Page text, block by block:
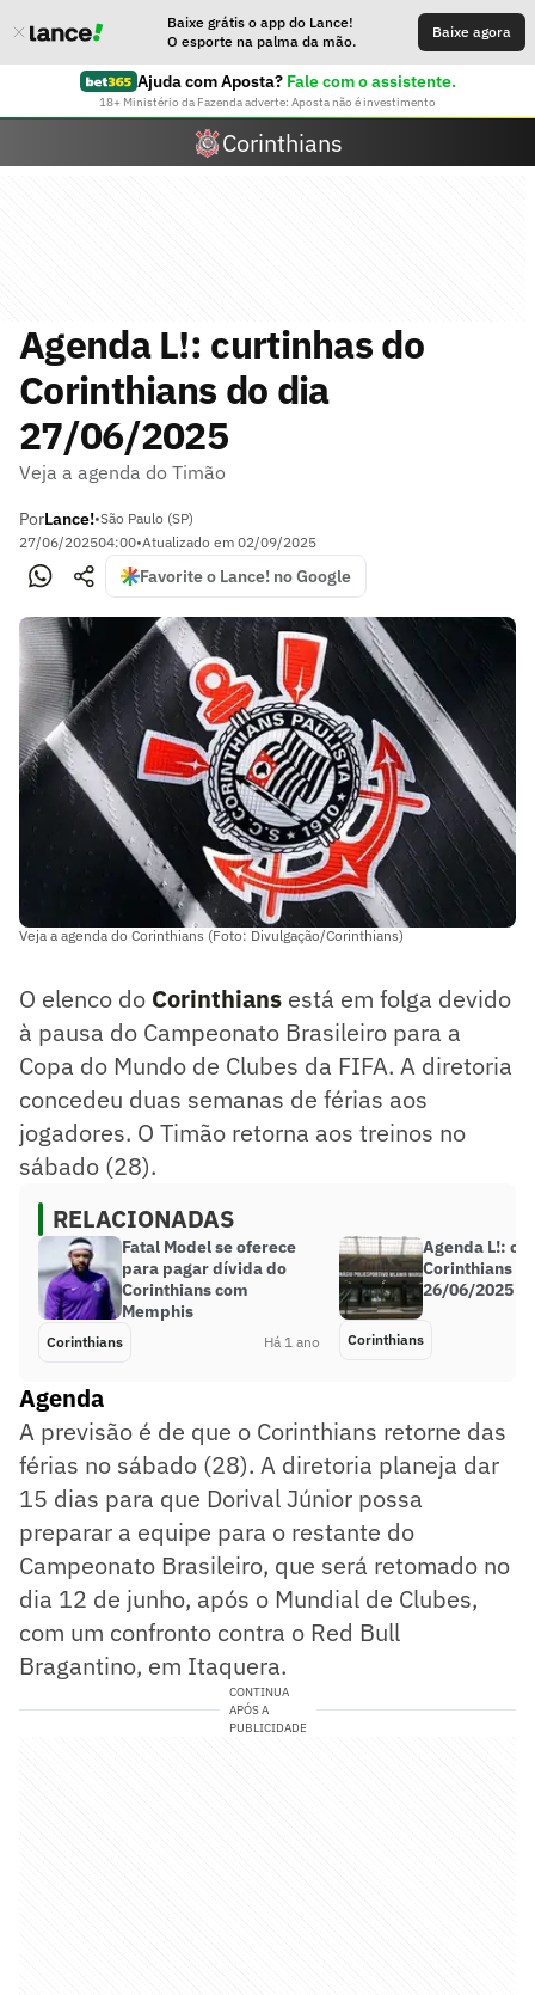
Baixe grátis o app do Lance!
O esporte na palma da mão.
Baixe agora
Ajuda com Aposta? Fale com o assistente.
18+ Ministério da Fazenda adverte: Aposta não é investimento
Corinthians
Agenda L!: curtinhas do
Corinthians do dia
27/06/2025
Veja a agenda do Timão
PorLance!•São Paulo (SP)
27/06/202504:00•Atualizado em 02/09/2025
Favorite o Lance! no Google
Veja a agenda do Corinthians (Foto: Divulgação/Corinthians)
O elenco do Corinthians está em folga devido
à pausa do Campeonato Brasileiro para a
Copa do Mundo de Clubes da FIFA. A diretoria
concedeu duas semanas de férias aos
jogadores. O Timão retorna aos treinos no
sábado (28).
RELACIONADAS
Fatal Model se oferece
para pagar dívida do
Corinthians com
Memphis
Corinthians Há 1 ano
Agenda L!:
Corinthians
26/06/2025
Corinthians
Agenda
A previsão é de que o Corinthians retorne das
férias no sábado (28). A diretoria planeja dar
15 dias para que Dorival Júnior possa
preparar a equipe para o restante do
Campeonato Brasileiro, que será retomado no
dia 12 de junho, após o Mundial de Clubes,
com um confronto contra o Red Bull
Bragantino, em Itaquera.
CONTINUA
APÓS A
PUBLICIDADE